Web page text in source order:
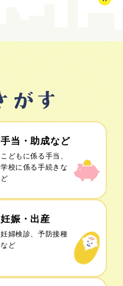
手当・助成など
こどもに係る手当、
学校に係る手続きな
ど
妊娠・出産
妊婦検診、予防接種
など